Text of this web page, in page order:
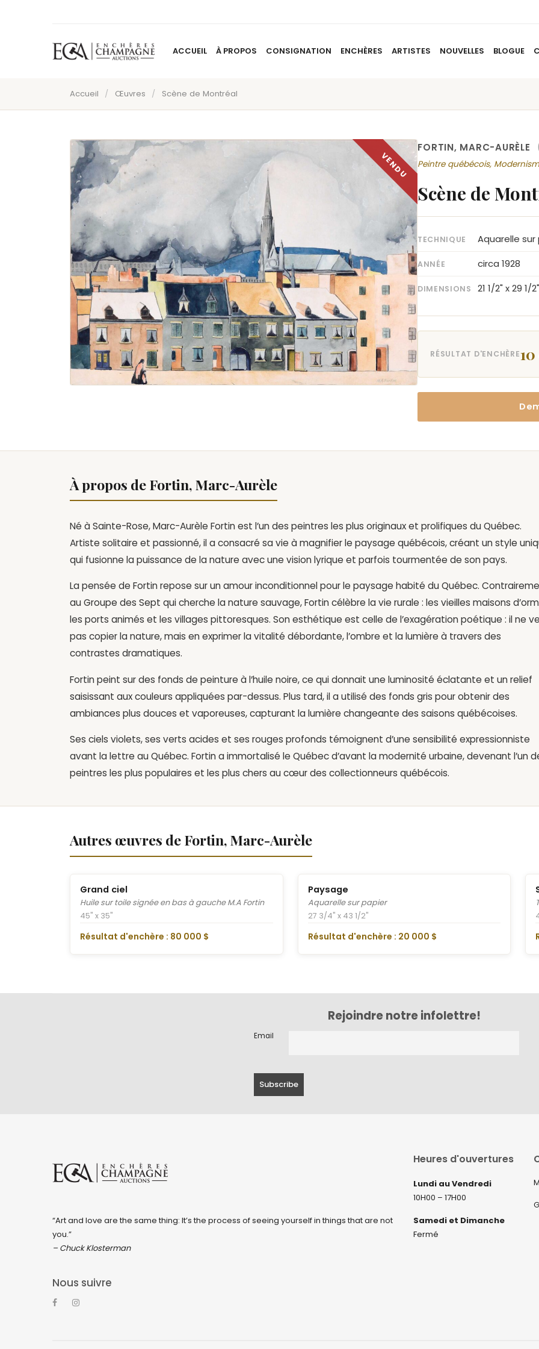
ACCUEIL À PROPOS CONSIGNATION ENCHÈRES ARTISTES NOUVELLES BLOGUE
Accueil / Œuvres / Scène de Montréal
FORTIN, MARC-AURÈLE
Peintre québécois,
Scène de
TECHNIQUE Aquarelle sur
ANNÉE circa 1928
DIMENSIONS 21 1/2" x 29 1/2"
RÉSULTAT D'ENCHÈRE
À propos de Fortin, Marc-Aurèle
Né à Sainte-Rose, Marc-Aurèle Fortin est l’un des peintres les plus originaux et prolifiques du Québec.
Artiste solitaire et passionné, il a consacré sa vie à magnifier le paysage québécois, créant un style
qui fusionne la puissance de la nature avec une vision lyrique et parfois tourmentée de son pays.
La pensée de Fortin repose sur un amour inconditionnel pour le paysage habité du Québec.
au Groupe des Sept qui cherche la nature sauvage, Fortin célèbre la vie rurale : les vieilles maisons
les ports animés et les villages pittoresques. Son esthétique est celle de l’exagération poétique : il ne
pas copier la nature, mais en exprimer la vitalité débordante, l’ombre et la lumière à travers des
contrastes dramatiques.
Fortin peint sur des fonds de peinture à l’huile noire, ce qui donnait une luminosité éclatante et un relief
saisissant aux couleurs appliquées par-dessus. Plus tard, il a utilisé des fonds gris pour obtenir des
ambiances plus douces et vaporeuses, capturant la lumière changeante des saisons québécoises.
Ses ciels violets, ses verts acides et ses rouges profonds témoignent d’une sensibilité expressionniste
avant la lettre au Québec. Fortin a immortalisé le Québec d’avant la modernité urbaine, devenant l’un
peintres les plus populaires et les plus chers au cœur des collectionneurs québécois.
Autres œuvres de Fortin, Marc-Aurèle
Grand ciel
Huile sur toile signée en bas à gauche M.A Fortin
45" x 35"
Résultat d'enchère : 80 000 $
Paysage
Aquarelle sur papier
27 3/4" x 43 1/2"
Résultat d'enchère : 20 000 $
Rejoindre notre infolettre!
Email
“Art and love are the same thing: It’s the process of seeing yourself in things that are not
you.”
– Chuck Klosterman
Nous suivre
Heures d'ouvertures
Lundi au Vendredi
10H00 – 17H00
Samedi et Dimanche
Fermé